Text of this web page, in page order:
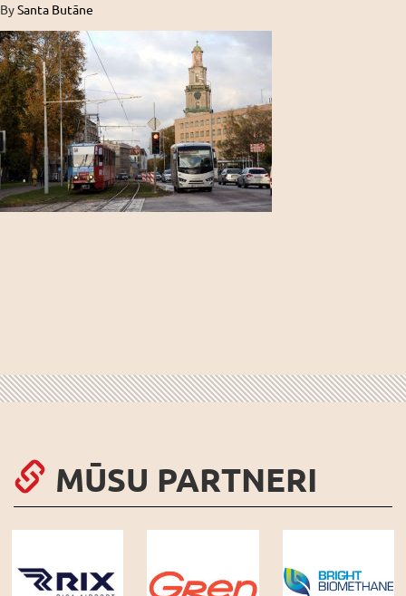
BySanta Butāne
MŪSU PARTNERI